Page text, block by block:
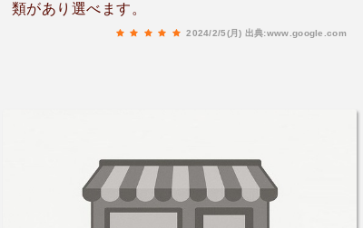
類があり選べます。
2024/2/5(月) 出典:www.google.com